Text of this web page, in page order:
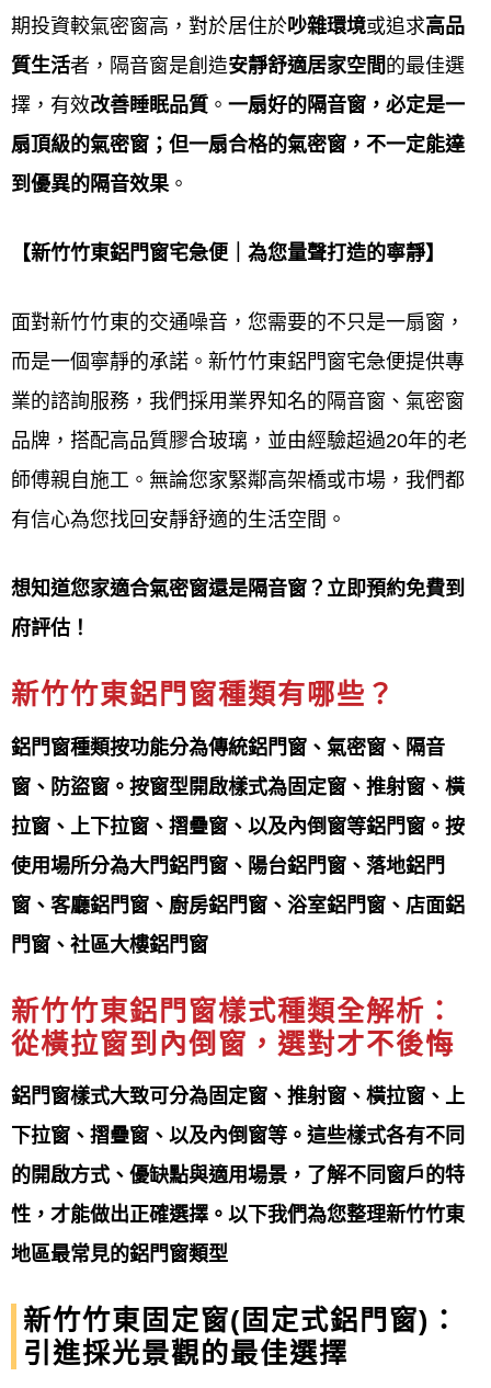
音窗、 H型鋁鋼構採光罩、遮雨棚、藝術玄關門、氣
密加壓門、硫化銅門、浴廁門、不銹鋼門、不銹鋼防
盜門窗、玻璃屋、鋁格柵、板牆、格子窗、兒童安全
窗、防盜門窗、凸窗、雨遮、防盜窗、陽台窗、景觀
窗、推射窗、店面門、玄關門、隔音門、浴室門、、
門窗、三合一門組、隱形折疊式紗窗、鍛造窗、玻璃
翻修、玻璃乾濕分離隔間(門)淋浴拉門、帷幕牆、，門
窗及鋼鋁相關工程皆有服務。
服務項目Our service
鋁門窗工程宅急便提供新竹竹東鋁門窗服務項目包含
居家門窗（如氣密窗、隔音窗、防盜窗、落地窗、通
門、自動門、藝術門、不鏽鋼門、鐵捲門）、紗窗紗
門的工程： 不鏽鋼門、鋁門、鍛造門、白鐵
門、鐵捲門、鋼板門、鋼木門、琺瑯門、硫
化銅門、旋轉門、白鐵玻璃自動門、玻璃自
動門、…等。
窗的工程：鐵窗、白鐵窗、鋁窗、鍛造鐵
窗、景觀推側窗、氣密窗、隔音氣密窗…
等。
鐵皮屋施工：鐵皮屋工程、頂樓加蓋、鋼構
鐵皮屋工程、鐵厝、鐵棟、鐵屋、鐵皮屋換
屋頂、 鐵皮屋生鏽處理、鐵皮屋防鏽、鐵皮
屋隔熱、工廠搭建鐵皮屋…等。
期投資較氣密窗高，對於居住於吵雜環境或追求高品
質生活者，隔音窗是創造安靜舒適居家空間 的最佳選
擇，有效改善睡眠品質 。 一扇好的隔音窗，必定是一
扇頂級的氣密窗；但一扇合格的氣密窗，不一定能達
到優異的隔音效果。
【新竹竹東鋁門窗宅急便｜為您量聲打造的寧靜】
面對新竹竹東的交通噪音，您需要的不只是一扇窗，
而是一個寧靜的承諾。新竹竹東鋁門窗宅急便提供專
業的諮詢服務，我們採用業界知名的隔音窗、氣密窗
品牌，搭配高品質膠合玻璃，並由經驗超過20年的老
師傅親自施工。無論您家緊鄰高架橋或市場，我們都
有信心為您找回安靜舒適的生活空間。
想知道您家適合氣密窗還是隔音窗？立即預約免費到
府評估！
新竹竹東鋁門窗種類有哪些？
鋁門窗種類按功能分為傳統鋁門窗、氣密窗、隔音
窗、防盜窗。按窗型開啟樣式為固定窗、推射窗、橫
拉窗、上下拉窗、摺疊窗、以及內倒窗等鋁門窗。按
使用場所分為大門鋁門窗、陽台鋁門窗、落地鋁門
窗、客廳鋁門窗、廚房鋁門窗、浴室鋁門窗、店面鋁
門窗、社區大樓鋁門窗
新竹竹東鋁門窗樣式種類全解析：
從橫拉窗到 內倒窗 ，選對才不後悔
鋁門窗樣式大致可分為固定窗、推射窗、橫拉窗、上
下拉窗、摺疊窗、以及內倒窗等。這些樣式各有不同
的開啟方式、優缺點與適用場景，了解不同窗戶的特
性，才能做出正確選擇。以下我們為您整理新竹竹東
地區最常見的鋁門窗類型
新竹竹東固定窗(固定式鋁門窗)：
引進採光景觀的最佳選擇